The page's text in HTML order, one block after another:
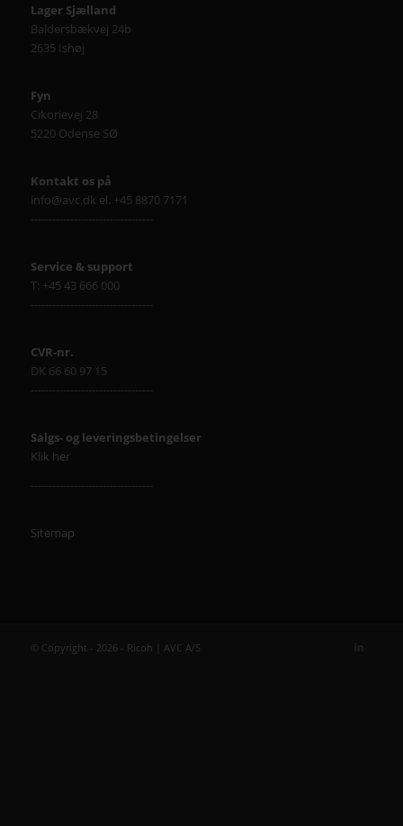
Lager Sjælland
Baldersbækvej 24b
2635 Ishøj
Fyn
Cikorievej 28
5220 Odense SØ
Kontakt os på
info@avc.dk el. +45 8870 7171
----------------------------------
Service & support
T: +45 43 666 000
----------------------------------
CVR-nr.
DK 66 60 97 15
----------------------------------
Salgs- og leveringsbetingelser
Klik her
----------------------------------
Sitemap
© Copyright - 2026 - Ricoh | AVC A/S